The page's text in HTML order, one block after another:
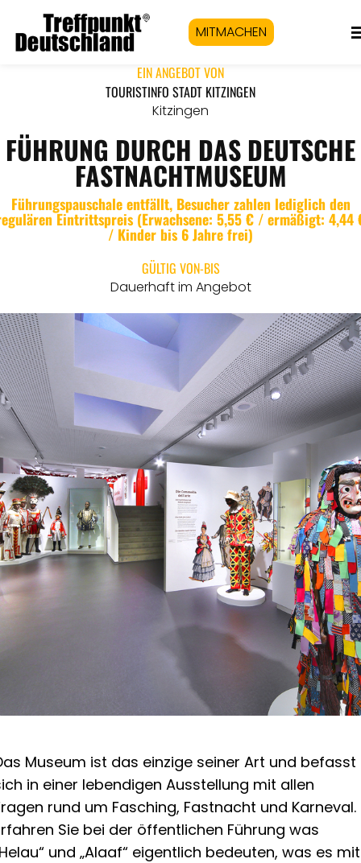
MITMACHEN
EIN ANGEBOT VON
TOURISTINFO STADT KITZINGEN
Kitzingen
FÜHRUNG DURCH DAS DEUTSCHE
FASTNACHTMUSEUM
Führungspauschale entfällt, Besucher zahlen lediglich den
Eintrittspreis (Erwachsene: 5,55 € / ermäßigt: 4,44
/ Kinder bis 6 Jahre frei)
GÜLTIG VON-BIS
Dauerhaft im Angebot
Museum ist das einzige seiner Art und befasst
in einer lebendigen Ausstellung mit allen
rund um Fasching, Fastnacht und Karneval.
Sie bei der öffentlichen Führung was
und „Alaaf“ eigentlich bedeuten, was es mit